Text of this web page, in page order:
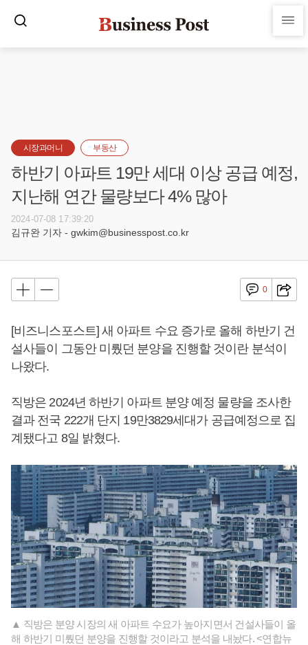
시장과머니 부동산
하반기 아파트 19만 세대 이상 공급 예정,
지난해 연간 물량보다 4% 많아
2024-07-08 17:39:20
김규완 기자 - gwkim@businesspost.co.kr
0
[비즈니스포스트] 새 아파트 수요 증가로 올해 하반기 건
설사들이 그동안 미뤘던 분양을 진행할 것이란 분석이
나왔다.
직방은 2024년 하반기 아파트 분양 예정 물량을 조사한
결과 전국 222개 단지 19만3829세대가 공급예정으로 집
계됐다고 8일 밝혔다.
▲ 직방은 분양 시장의 새 아파트 수요가 높아지면서 건설사들이 올
해 하반기 미뤘던 분양을 진행할 것이라고 분석을 내놨다. <연합뉴